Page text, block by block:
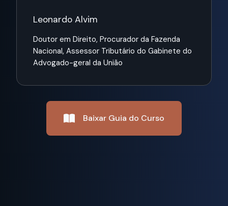
Leonardo Alvim
Doutor em Direito, Procurador da Fazenda
Nacional, Assessor Tributário do Gabinete do
Advogado-geral da União
Baixar Guia do Curso